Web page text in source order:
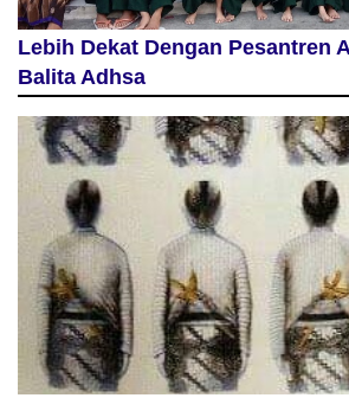
Lebih Dekat Dengan Pesantren
Balita Adhsa